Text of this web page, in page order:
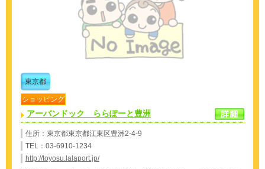
東京都
ショッピング
アーバンドック ららぽーと豊洲
住所：東京都東京都江東区豊洲2-4-9
TEL：03-6910-1234
http://toyosu.lalaport.jp/